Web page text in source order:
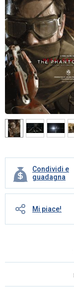
Condividi e
guadagna
Mi piace!